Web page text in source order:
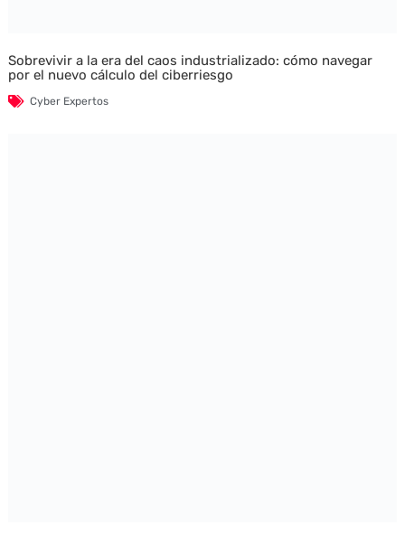
Sobrevivir a la era del caos industrializado: cómo navegar
por el nuevo cálculo del ciberriesgo
Cyber Expertos